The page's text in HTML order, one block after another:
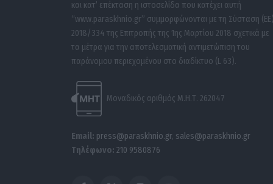
και κατ’ επέκταση η ιστοσελίδα που κατέχει αυτή
“www.paraskhnio.gr” συμμορφώνονται με τη Σύσταση (ΕΕ)
2018/334 της Επιτροπής της 1ης Μαρτίου 2018 σχετικά με
τα μέτρα για την αποτελεσματική αντιμετώπιση του
παράνομου περιεχομένου στο διαδίκτυο (L 63).
Μοναδικός αριθμός Μ.Η.Τ. 262047
Email: press@paraskhnio.gr, sales@paraskhnio.gr
Τηλέφωνο: 210 9580876